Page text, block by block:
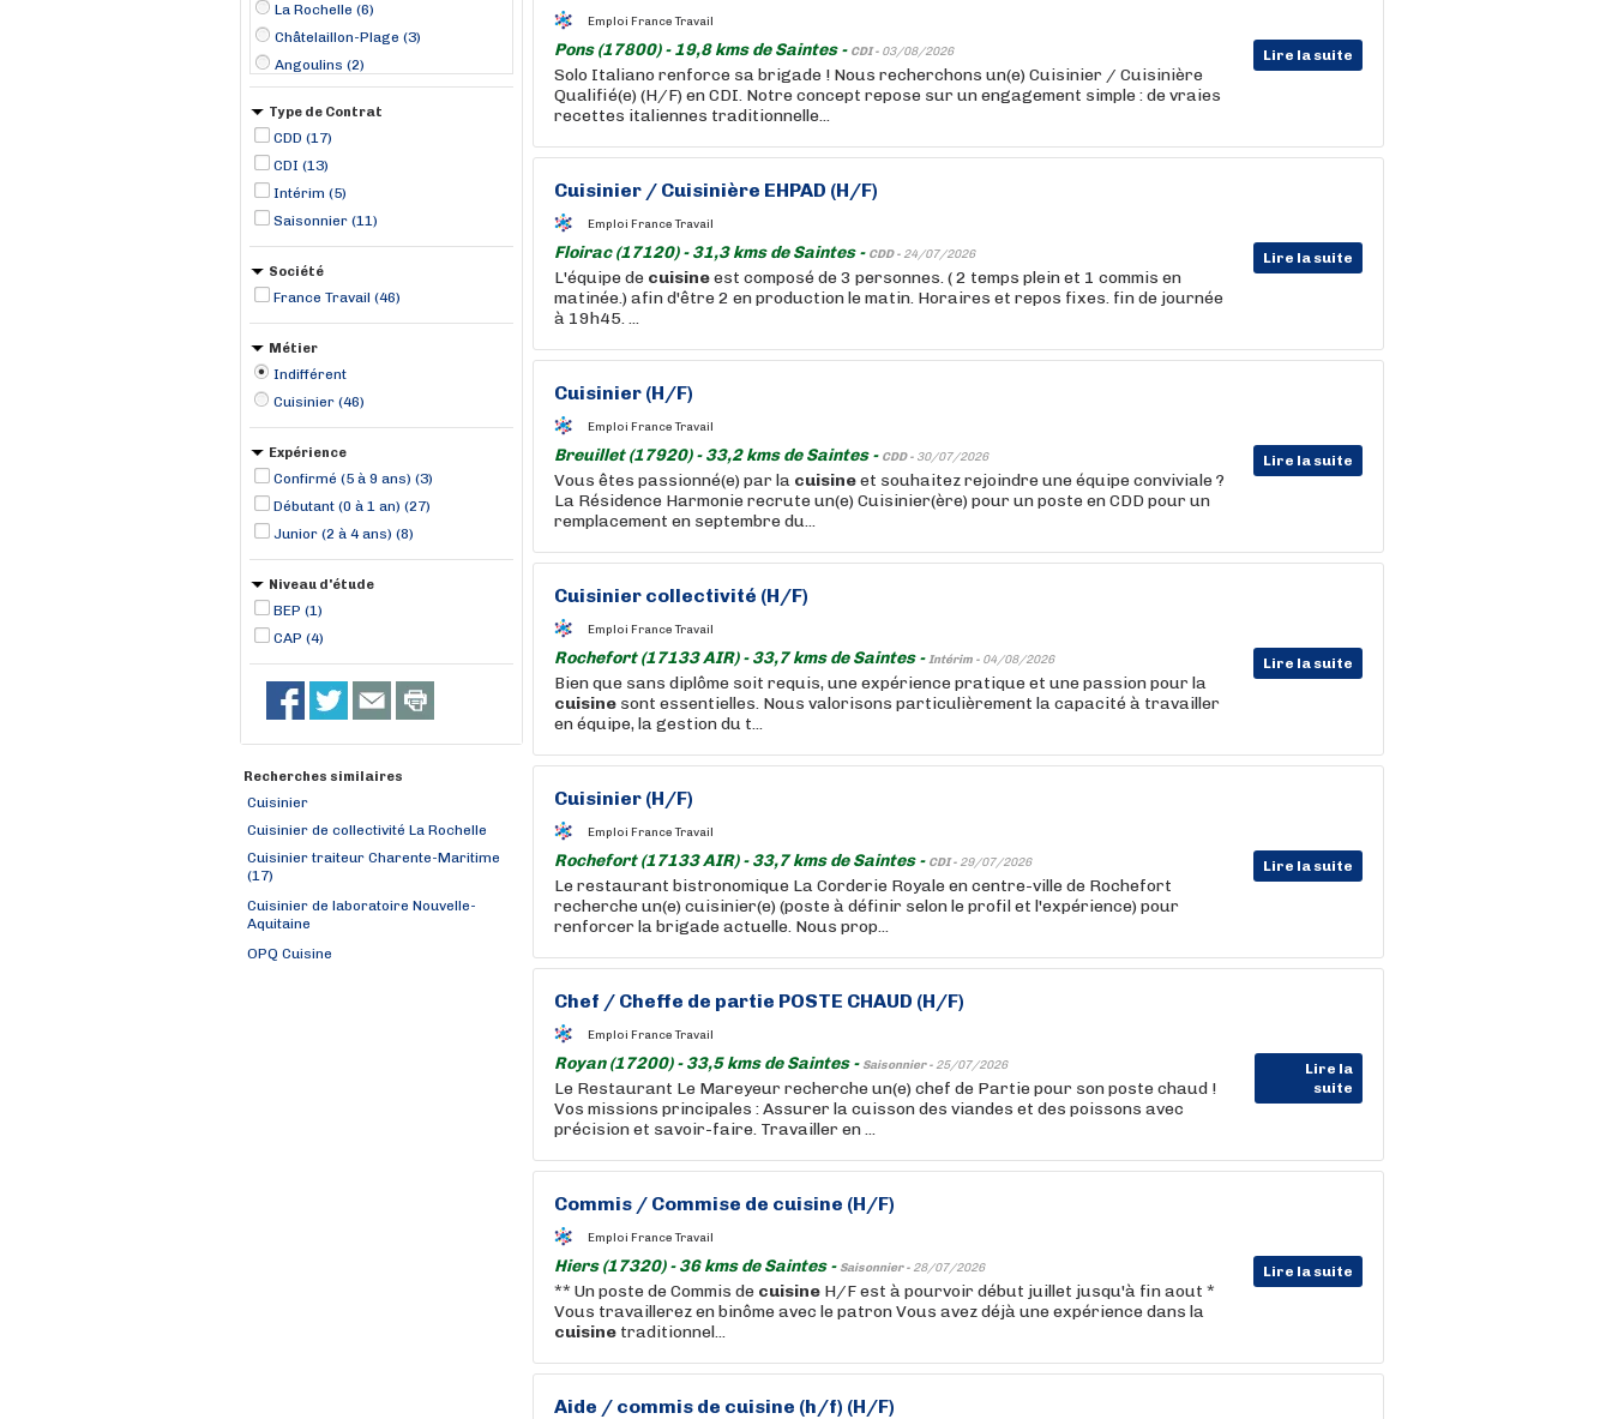
La Rochelle (6)
Châtelaillon-Plage (3)
Angoulins (2)
Hiers (2)
La Tremblade (2)
Les Mathes (2)
Puilboreau (2)
Rochefort (2)
Saint-Georges-d'Oléron (2)
Type de Contrat
CDD (17)
CDI (13)
Intérim (5)
Saisonnier (11)
Société
France Travail (46)
Métier
Indifférent
Cuisinier (46)
Expérience
Confirmé (5 à 9 ans) (3)
Débutant (0 à 1 an) (27)
Junior (2 à 4 ans) (8)
Niveau d'étude
BEP (1)
CAP (4)
Recherches similaires
Cuisinier
Cuisinier de collectivité La Rochelle
Cuisinier traiteur Charente-Maritime
(17)
Cuisinier de laboratoire Nouvelle-
Aquitaine
OPQ Cuisine
Emploi France Travail
Pons (17800) - 19,8 kms de Saintes - CDI - 03/08/2026 Lire la suite
Solo Italiano renforce sa brigade ! Nous recherchons un(e) Cuisinier / Cuisinière
Qualifié(e) (H/F) en CDI. Notre concept repose sur un engagement simple : de vraies
recettes italiennes traditionnelle...
Cuisinier / Cuisinière EHPAD (H/F)
Emploi France Travail
Floirac (17120) - 31,3 kms de Saintes - CDD - 24/07/2026 Lire la suite
L'équipe de cuisineest composé de 3 personnes. ( 2 temps plein et 1 commis en
matinée.) afin d'être 2 en production le matin. Horaires et repos fixes. fin de journée
à 19h45. ...
Cuisinier (H/F)
Emploi France Travail
Breuillet (17920) - 33,2 kms de Saintes - CDD - 30/07/2026 Lire la suite
Vous êtes passionné(e) par la cuisineet souhaitez rejoindre une équipe conviviale ?
La Résidence Harmonie recrute un(e) Cuisinier(ère) pour un poste en CDD pour un
remplacement en septembre du...
Cuisinier collectivité (H/F)
Emploi France Travail
Rochefort (17133 AIR) - 33,7 kms de Saintes -Intérim - 04/08/2026 Lire la suite
Bien que sans diplôme soit requis, une expérience pratique et une passion pour la
cuisine sont essentielles. Nous valorisons particulièrement la capacité à travailler
en équipe, la gestion du t...
Cuisinier (H/F)
Emploi France Travail
Rochefort (17133 AIR) - 33,7 kms de Saintes - CDI - 29/07/2026 Lire la suite
Le restaurant bistronomique La Corderie Royale en centre-ville de Rochefort
recherche un(e) cuisinier(e) (poste à définir selon le profil et l'expérience) pour
renforcer la brigade actuelle. Nous prop...
Chef / Cheffe de partie POSTE CHAUD (H/F)
Emploi France Travail
Royan (17200) - 33,5 kms de Saintes - Saisonnier - 25/07/2026
Lire la
suite
Le Restaurant Le Mareyeur recherche un(e) chef de Partie pour son poste chaud !
Vos missions principales : Assurer la cuisson des viandes et des poissons avec
précision et savoir-faire. Travailler en ...
Commis / Commise de cuisine (H/F)
Emploi France Travail
Hiers (17320) - 36 kms de Saintes - Saisonnier - 28/07/2026 Lire la suite
** Un poste de Commis de cuisine H/F est à pourvoir début juillet jusqu'à fin aout *
Vous travaillerez en binôme avec le patron Vous avez déjà une expérience dans la
cuisine traditionnel...
Aide / commis de cuisine (h/f) (H/F)